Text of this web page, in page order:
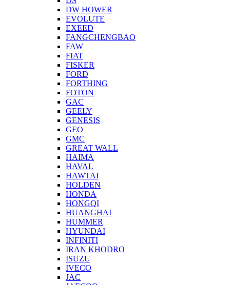
DW HOWER
EVOLUTE
EXEED
FANGCHENGBAO
FAW
FIAT
FISKER
FORD
FORTHING
FOTON
GAC
GEELY
GENESIS
GEO
GMC
GREAT WALL
HAIMA
HAVAL
HAWTAI
HOLDEN
HONDA
HONGQI
HUANGHAI
HUMMER
HYUNDAI
INFINITI
IRAN KHODRO
ISUZU
IVECO
JAC